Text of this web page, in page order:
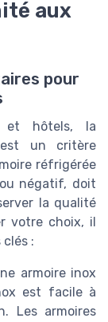
aux
pour
et hôtels, la
un critère
réfrigérée
négatif, doit
la qualité
votre choix, il
:
armoire inox
est facile à
Les armoires